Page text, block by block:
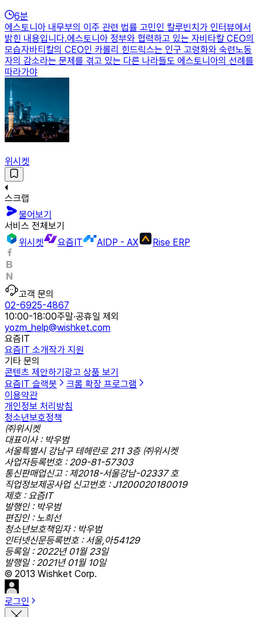
6분
에스토니아 내무부의 이주 관련 법률 고민인 칼루빈치가 인터뷰에서
밝힌 내용입니다.에스토니아 정부와 협력하고 있는 자비타칼 CEO의
모습자바티칼의 CEO인 카롤리 힌드릭스는 인구 고령화와 숙련노동
자의 감소라는 문제를 겪고 있는 다른 나라들도 에스토니아의 선례를
따라가야
위시켓
스크랩
물어보기
서비스 전체보기
위시켓
요즘IT AIDP - AX Rise ERP
고객 문의
02-6925-4867
10:00-18:00주말·공휴일 제외
yozm_help@wishket.com
요즘IT
요즘IT 소개작가 지원
기타 문의
콘텐츠 제안하기 광고 상품 보기
요즘IT 슬랙봇
크롬 확장 프로그램
이용약관
개인정보 처리방침
청소년보호정책
㈜위시켓
대표이사 : 박우범
서울특별시 강남구 테헤란로 211 3층 ㈜위시켓
사업자등록번호 : 209-81-57303
통신판매업신고 : 제2018-서울강남-02337 호
직업정보제공사업 신고번호 : J1200020180019
제호 : 요즘IT
발행인 : 박우범
편집인 : 노희선
청소년보호책임자 : 박우범
인터넷신문등록번호 : 서울,아54129
등록일 : 2022년 01월 23일
발행일 : 2021년 01월 10일
© 2013 Wishket Corp.
로그인